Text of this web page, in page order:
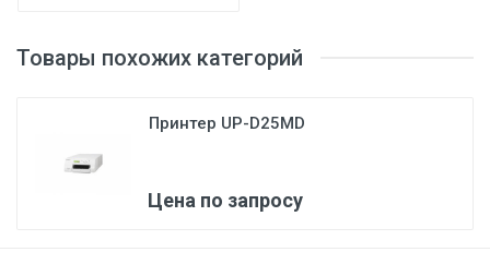
Товары похожих категорий
Принтер UP-D25MD
Цена по запросу
3